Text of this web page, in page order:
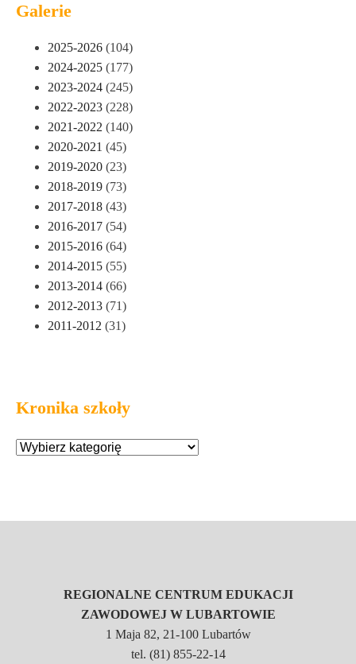
Galerie
2025-2026 (104)
2024-2025 (177)
2023-2024 (245)
2022-2023 (228)
2021-2022 (140)
2020-2021 (45)
2019-2020 (23)
2018-2019 (73)
2017-2018 (43)
2016-2017 (54)
2015-2016 (64)
2014-2015 (55)
2013-2014 (66)
2012-2013 (71)
2011-2012 (31)
Kronika szkoły
REGIONALNE CENTRUM EDUKACJI
ZAWODOWEJ W LUBARTOWIE
1 Maja 82, 21-100 Lubartów
tel. (81) 855-22-14